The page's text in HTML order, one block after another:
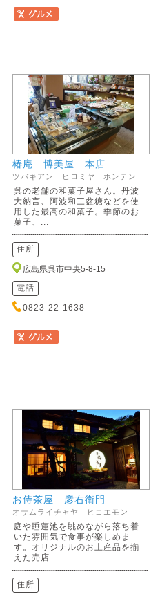
椿庵 博美屋 本店
ツバキアン ヒロミヤ ホンテン
呉の老舗の和菓子屋さん。丹波
大納言、阿波和三盆糖などを使
用した最高の和菓子。季節のお
菓子、...
住所
広島県呉市中央5-8-15
電話
0823-22-1638
お侍茶屋 彦右衛門
オサムライチャヤ ヒコエモン
庭や睡蓮池を眺めながら落ち着
いた雰囲気で食事が楽しめま
す。オリジナルのお土産品を揃
えた売店...
住所